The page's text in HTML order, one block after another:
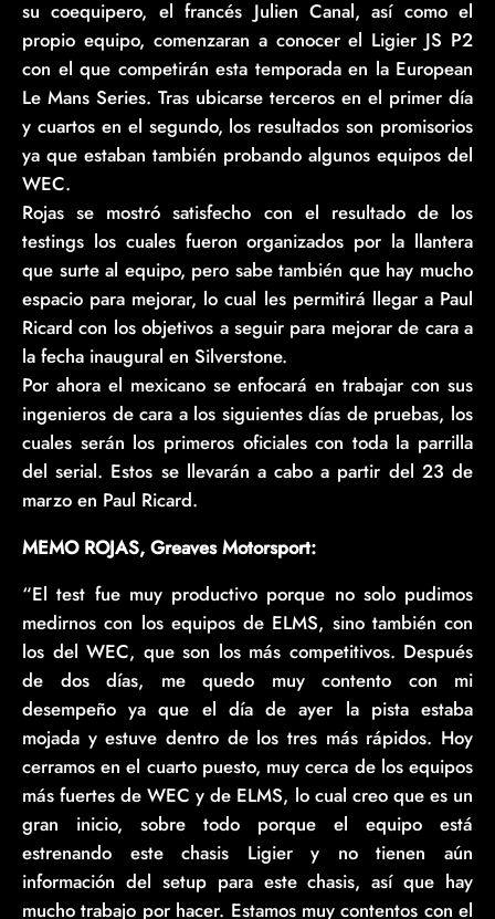
su coequipero, el francés Julien Canal, así como el
propio equipo, comenzaran a conocer el Ligier JS P2
con el que competirán esta temporada en la European
Le Mans Series. Tras ubicarse terceros en el primer día
y cuartos en el segundo, los resultados son promisorios
ya que estaban también probando algunos equipos del
WEC.
Rojas se mostró satisfecho con el resultado de los
testings los cuales fueron organizados por la llantera
que surte al equipo, pero sabe también que hay mucho
espacio para mejorar, lo cual les permitirá llegar a Paul
Ricard con los objetivos a seguir para mejorar de cara a
la fecha inaugural en Silverstone.
Por ahora el mexicano se enfocará en trabajar con sus
ingenieros de cara a los siguientes días de pruebas, los
cuales serán los primeros oficiales con toda la parrilla
del serial. Estos se llevarán a cabo a partir del 23 de
marzo en Paul Ricard.
MEMO ROJAS, Greaves Motorsport:
“El test fue muy productivo porque no solo pudimos
medirnos con los equipos de ELMS, sino también con
los del WEC, que son los más competitivos. Después
de dos días, me quedo muy contento con mi
desempeño ya que el día de ayer la pista estaba
mojada y estuve dentro de los tres más rápidos. Hoy
cerramos en el cuarto puesto, muy cerca de los equipos
más fuertes de WEC y de ELMS, lo cual creo que es un
gran inicio, sobre todo porque el equipo está
estrenando este chasis Ligier y no tienen aún
información del setup para este chasis, así que hay
mucho trabajo por hacer. Estamos muy contentos con el